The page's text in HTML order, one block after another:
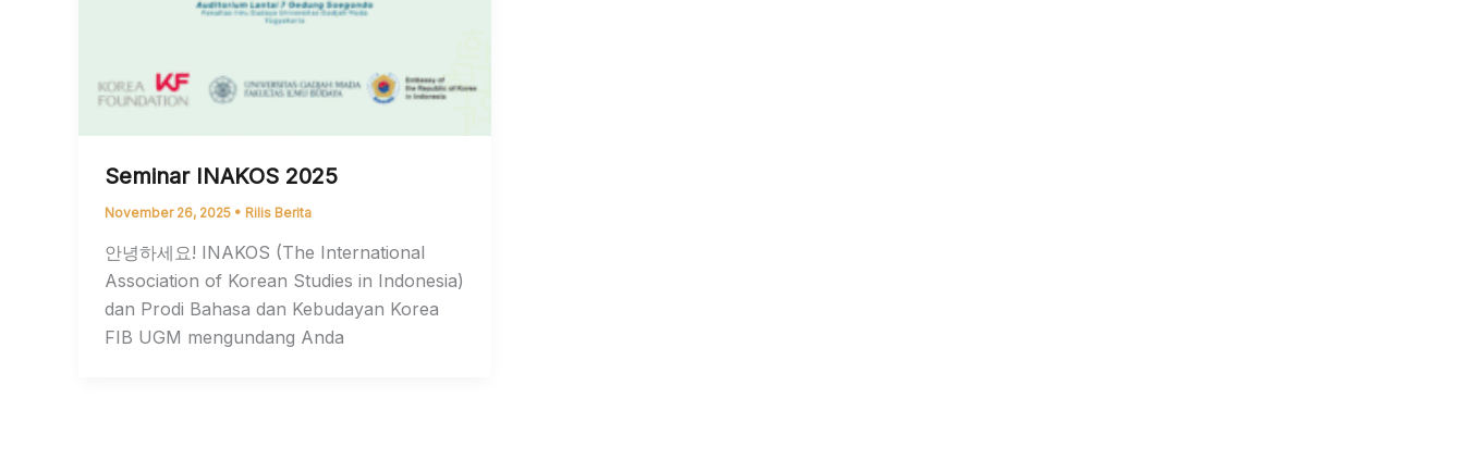
Seminar INAKOS 2025
November 26, 2025 • Rilis Berita
안녕하세요! INAKOS (The International
Association of Korean Studies in Indonesia)
dan Prodi Bahasa dan Kebudayan Korea
FIB UGM mengundang Anda